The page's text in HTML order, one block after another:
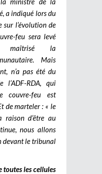
a indiqué lors du
sur l’évolution de
feu sera levé
maîtrisé la
Mais
n’a pas été du
l’ADF-RDA, qui
couvre-feu est
de marteler : « le
raison d’être au
nous allons
devant le tribunal
toutes les cellules